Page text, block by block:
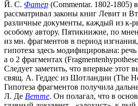
Й. С. Фатер (Commentar. 1802-1805)
рассматривал законы книг Левит и
различные документы, каждый из к-
особому автору. Пятикнижие, по
из мн. фрагментов в период
гипотеза здесь модифицирована:
а о 2 фрагментах
Следует заметить, что впервые этот
свящ. А. Геддес из Шотландии (The
Гипотеза фрагментов получила
Л. Де Ветте. Он полагал, что в